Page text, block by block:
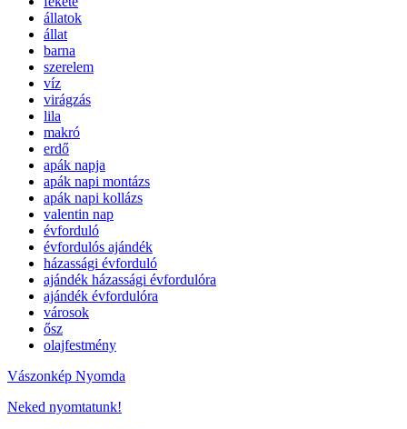
állatok
állat
barna
szerelem
víz
virágzás
lila
makró
erdő
apák napja
apák napi montázs
apák napi kollázs
valentin nap
évforduló
évfordulós ajándék
házassági évforduló
ajándék házassági évfordulóra
ajándék évfordulóra
városok
ősz
olajfestmény
Vászonkép Nyomda
Neked nyomtatunk!